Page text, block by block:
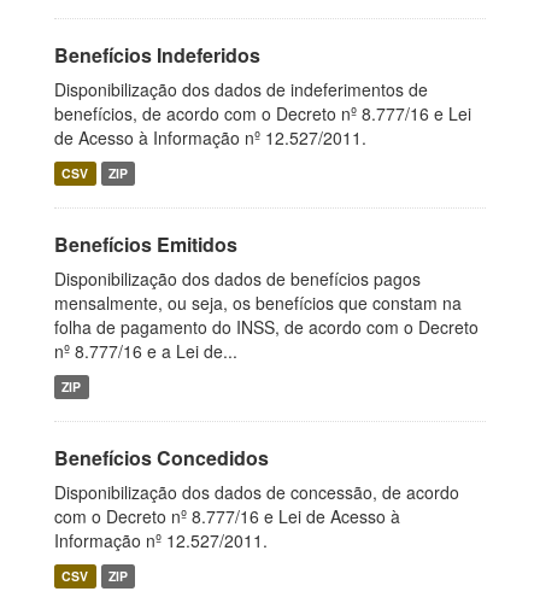
Benefícios Indeferidos
Disponibilização dos dados de indeferimentos de
benefícios, de acordo com o Decreto nº 8.777/16 e Lei
de Acesso à Informação nº 12.527/2011.
CSV ZIP
Benefícios Emitidos
Disponibilização dos dados de benefícios pagos
mensalmente, ou seja, os benefícios que constam na
folha de pagamento do INSS, de acordo com o Decreto
nº 8.777/16 e a Lei de...
ZIP
Benefícios Concedidos
Disponibilização dos dados de concessão, de acordo
com o Decreto nº 8.777/16 e Lei de Acesso à
Informação nº 12.527/2011.
CSV ZIP